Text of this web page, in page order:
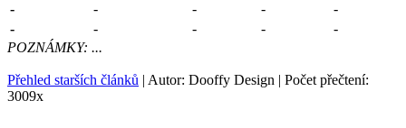
-
- - -
-
-
- - -
-
POZNÁMKY: ...
Přehled starších článků | Autor: Dooffy Design | Počet přečtení:
3009x